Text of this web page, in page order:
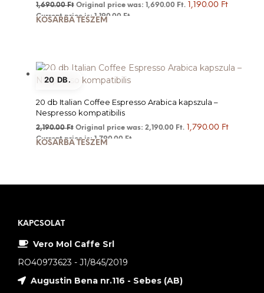
1,690.00Ft Original price was: 1,690.00 Ft. 1,190.00 Ft
Current price is: 1,190.00 Ft.
KOSÁRBA TESZEM
20 DB.
20 db Italian Coffee Espresso Arabica kapszula –
Nespresso kompatibilis
2,190.00Ft Original price was: 2,190.00 Ft. 1,790.00 Ft
Current price is: 1,790.00 Ft.
KOSÁRBA TESZEM
KAPCSOLAT
Vero Mol Caffe Srl
RO40973623 - J1/845/2019
Augustin Bena nr.116 - Sebes (AB)